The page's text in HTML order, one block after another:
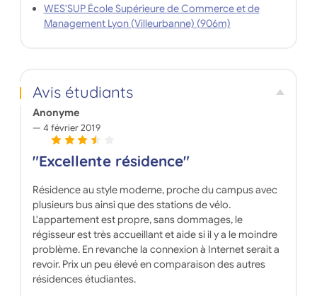
WES'SUP École Supérieure de Commerce et de
Management Lyon (Villeurbanne) (906m)
Avis étudiants
Anonyme
4 février 2019
"Excellente résidence"
Résidence au style moderne, proche du campus avec
plusieurs bus ainsi que des stations de vélo.
L'appartement est propre, sans dommages, le
régisseur est très accueillant et aide si il y a le moindre
problème. En revanche la connexion à Internet serait a
revoir. Prix un peu élevé en comparaison des autres
résidences étudiantes.